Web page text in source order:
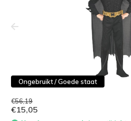
Ongebruikt / Goede staat
€56,19
€15,05